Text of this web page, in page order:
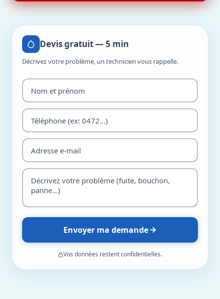
Devis gratuit — 5 min
Décrivez votre problème, un technicien vous rappelle.
Envoyer ma demande
Vos données restent confidentielles.